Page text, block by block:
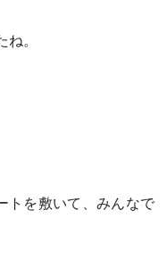
。
トを敷いて、みんなで